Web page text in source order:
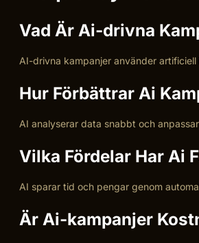
Vad Är Ai-drivna
AI-drivna kampanjer använder
Hur Förbättrar Ai
AI analyserar data snabbt och
Vilka Fördelar Har Ai
AI sparar tid och pengar genom
Är Ai-kampanjer